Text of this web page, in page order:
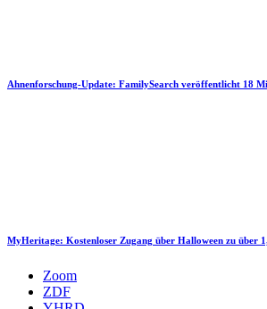
Ahnenforschung-Update: FamilySearch veröffentlicht 18
MyHeritage: Kostenloser Zugang über Halloween zu über
Zoom
ZDF